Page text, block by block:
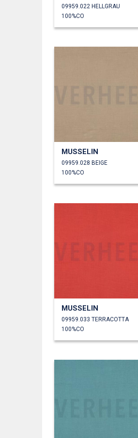
09959.022 HELLGRAU
100%CO
MUSSELIN
09959.028 BEIGE
100%CO
MUSSELIN
09959.033 TERRACOTTA
100%CO